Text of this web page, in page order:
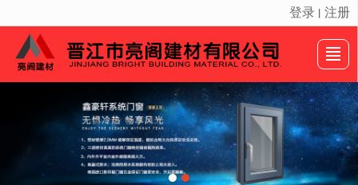
很遗憾，因您的浏览器版本过低导致无法获得最佳浏览体验，推荐下载安装谷歌浏览器！
登录 注册
首页 产品展示 新闻动态 案例展示
公司介绍 画册展示 留言反馈 联系我们